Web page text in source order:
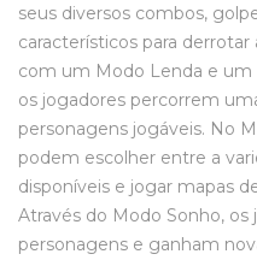
seus diversos combos,
característicos para
com um Modo Lenda e um
os jogadores percorrem
personagens jogáveis. No
podem escolher entre a
disponíveis e jogar mapas
Através do Modo Sonho,
personagens e ganham